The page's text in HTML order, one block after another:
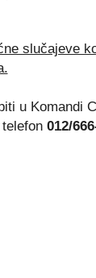
slučajeve
u Komandi
012/